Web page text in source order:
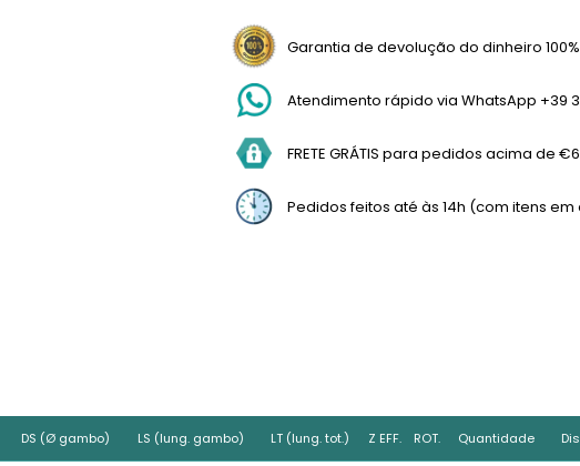
Garantia de devolução do dinheiro 100%
Atendimento rápido via WhatsApp +39
FRETE GRÁTIS para pedidos acima de
Pedidos feitos até às 14h (com itens
DS (Ø gambo) LS (lung. gambo) LT (lung. tot.) Z EFF. ROT. Quantidade